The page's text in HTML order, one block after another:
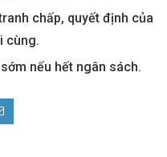
chấp, quyết định của
cùng.
nếu hết ngân sách.